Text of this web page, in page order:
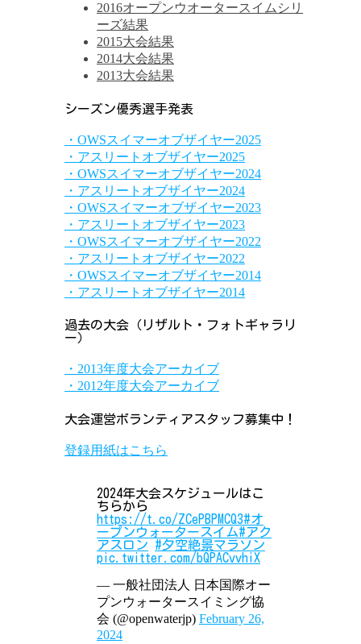
2016オープンウオータースイムシリ
ーズ結果
2015大会結果
2014大会結果
2013大会結果
シーズン優秀選手発表
・OWSスイマーオブザイヤー2025
・アスリートオブザイヤー2025
・OWSスイマーオブザイヤー2024
・アスリートオブザイヤー2024
・OWSスイマーオブザイヤー2023
・アスリートオブザイヤー2023
・OWSスイマーオブザイヤー2022
・アスリートオブザイヤー2022
・OWSスイマーオブザイヤー2014
・アスリートオブザイヤー2014
過去の大会（リザルト・フォトギャラリ
ー）
・2013年度大会アーカイブ
・2012年度大会アーカイブ
大会運営ボランティアスタッフ募集中！
登録用紙はこちら
2024年大会スケジュールはこ
ちらから
https://t.co/ZCePBPMCQ3#オ
ープンウォータースイム#アク
アスロン
#夕空絶景マラソン
pic.twitter.com/bQPACvvhiX
— 一般社団法人 日本国際オー
プンウォータースイミング協
会 (@openwaterjp) February 26,
2024